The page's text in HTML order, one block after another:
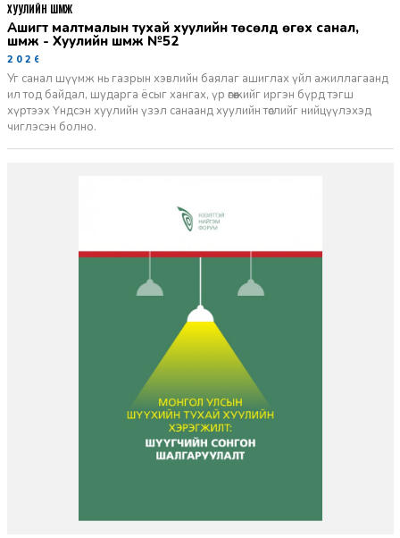
Ашигт малтмалын тухай хуулийн төсөлд өгөх санал,
шүүмж - Хуулийн шүүмж №52
2026-06-29
Уг санал шүүмж нь газрын хэвлийн баялаг ашиглах үйл ажиллагаанд
ил тод байдал, шударга ёсыг хангах, үр өгөөжийг иргэн бүрд тэгш
хүртээх Үндсэн хуулийн үзэл санаанд хуулийн төслийг нийцүүлэхэд
чиглэсэн болно.
ХУУЛИЙН ШҮҮМЖ